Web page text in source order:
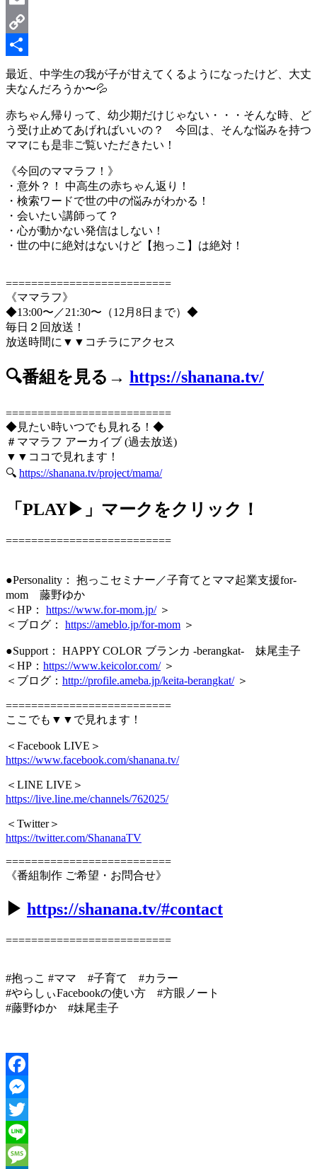
Email
Copy
Link
共
有
最近、中学生の我が子が甘えてくるようになったけど、大丈
夫なんだろうか〜💦
赤ちゃん帰りって、幼少期だけじゃない・・・そんな時、ど
う受け止めてあげればいいの？ 今回は、そんな悩みを持つ
ママにも是非ご覧いただきたい！
《今回のママラフ！》
・意外？！ 中高生の赤ちゃん返り！
・検索ワードで世の中の悩みがわかる！
・会いたい講師って？
・心が動かない発信はしない！
・世の中に絶対はないけど【抱っこ】は絶対！
==========================
《ママラフ》
◆13:00〜／21:30〜（12月8日まで）◆
毎日２回放送！
放送時間に▼▼コチラにアクセス
🔍番組を見る→ https://shanana.tv/
==========================
◆見たい時いつでも見れる！◆
＃ママラフ アーカイブ (過去放送)
▼▼ココで見れます！
🔍 https://shanana.tv/project/mama/
「PLAY▶」マークをクリック！
==========================
●Personality： 抱っこセミナー／子育てとママ起業支援for-
mom 藤野ゆか
＜HP： https://www.for-mom.jp/＞
＜ブログ： https://ameblo.jp/for-mom ＞
●Support： HAPPY COLOR ブランカ -berangkat- 妹尾圭子
＜HP： https://www.keicolor.com/＞
＜ブログ： http://profile.ameba.jp/keita-berangkat/＞
==========================
ここでも▼▼で見れます！
＜Facebook LIVE＞
https://www.facebook.com/shanana.tv/
＜LINE LIVE＞
https://live.line.me/channels/762025/
＜Twitter＞
https://twitter.com/ShananaTV
==========================
《番組制作 ご希望・お問合せ》
▶︎ https://shanana.tv/#contact
==========================
#抱っこ #ママ #子育て #カラー
#やらしぃFacebookの使い方 #方眼ノート
#藤野ゆか #妹尾圭子